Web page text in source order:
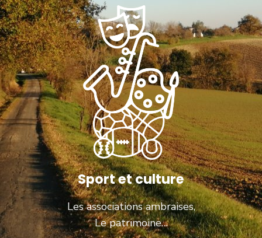
Sport et culture
Les associations ambraises,
Le patrimoine…